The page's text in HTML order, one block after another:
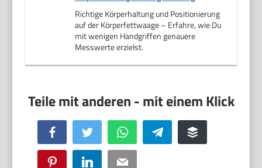
Richtige Körperhaltung und Positionierung
auf der Körperfettwaage – Erfahre, wie Du
mit wenigen Handgriffen genauere
Messwerte erzielst.
Facebook Twitter WhatsApp Telegram Buffer
Pinterest LinkedIn Email